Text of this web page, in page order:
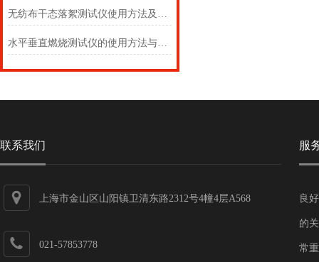
无纺布干态落絮测试仪使用方法及注意事项详解
水平垂直燃烧测试仪的使用方法与注意事项
联系我们
上海市金山区山阳镇卫清东路2312号4幢4层A568
021-57853778
服
良
的
常